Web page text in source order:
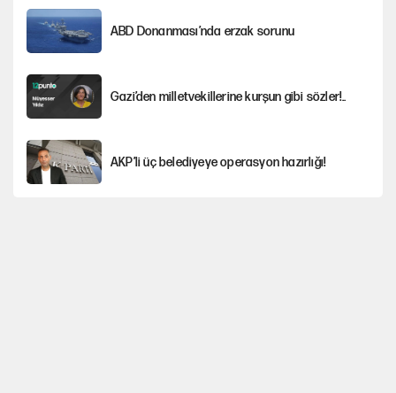
ABD Donanması’nda erzak sorunu
Gazi’den milletvekillerine kurşun gibi sözler!..
AKP’li üç belediyeye operasyon hazırlığı!